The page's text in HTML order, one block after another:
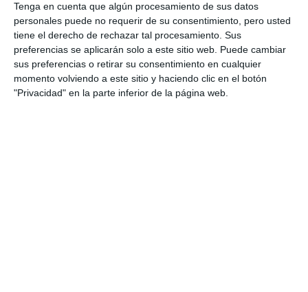
Tenga en cuenta que algún procesamiento de sus datos
personales puede no requerir de su consentimiento, pero usted
tiene el derecho de rechazar tal procesamiento. Sus
preferencias se aplicarán solo a este sitio web. Puede cambiar
sus preferencias o retirar su consentimiento en cualquier
momento volviendo a este sitio y haciendo clic en el botón
"Privacidad" en la parte inferior de la página web.